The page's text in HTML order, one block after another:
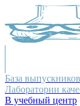
База выпускников
Лаборатории
В учебный центр